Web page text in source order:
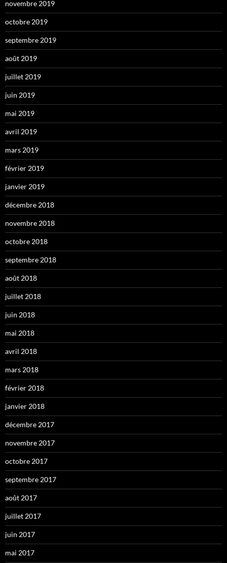
novembre 2019
octobre 2019
septembre 2019
août 2019
juillet 2019
juin 2019
mai 2019
avril 2019
mars 2019
février 2019
janvier 2019
décembre 2018
novembre 2018
octobre 2018
septembre 2018
août 2018
juillet 2018
juin 2018
mai 2018
avril 2018
mars 2018
février 2018
janvier 2018
décembre 2017
novembre 2017
octobre 2017
septembre 2017
août 2017
juillet 2017
juin 2017
mai 2017